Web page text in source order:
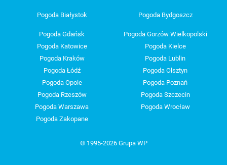
Pogoda Białystok Pogoda Bydgoszcz
Pogoda Gdańsk
Pogoda Gorzów Wielkopolski
Pogoda Katowice
Pogoda Kielce
Pogoda Kraków
Pogoda Lublin
Pogoda Łódź
Pogoda Olsztyn
Pogoda Opole
Pogoda Poznań
Pogoda Rzeszów
Pogoda Szczecin
Pogoda Warszawa
Pogoda Wrocław
Pogoda Zakopane
© 1995-2026 Grupa WP